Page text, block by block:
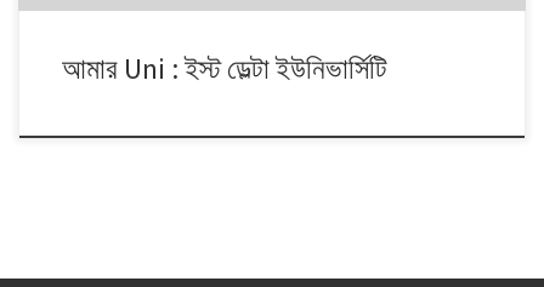
আমার Uni : ইস্ট ডেল্টা ইউনিভার্সিটি